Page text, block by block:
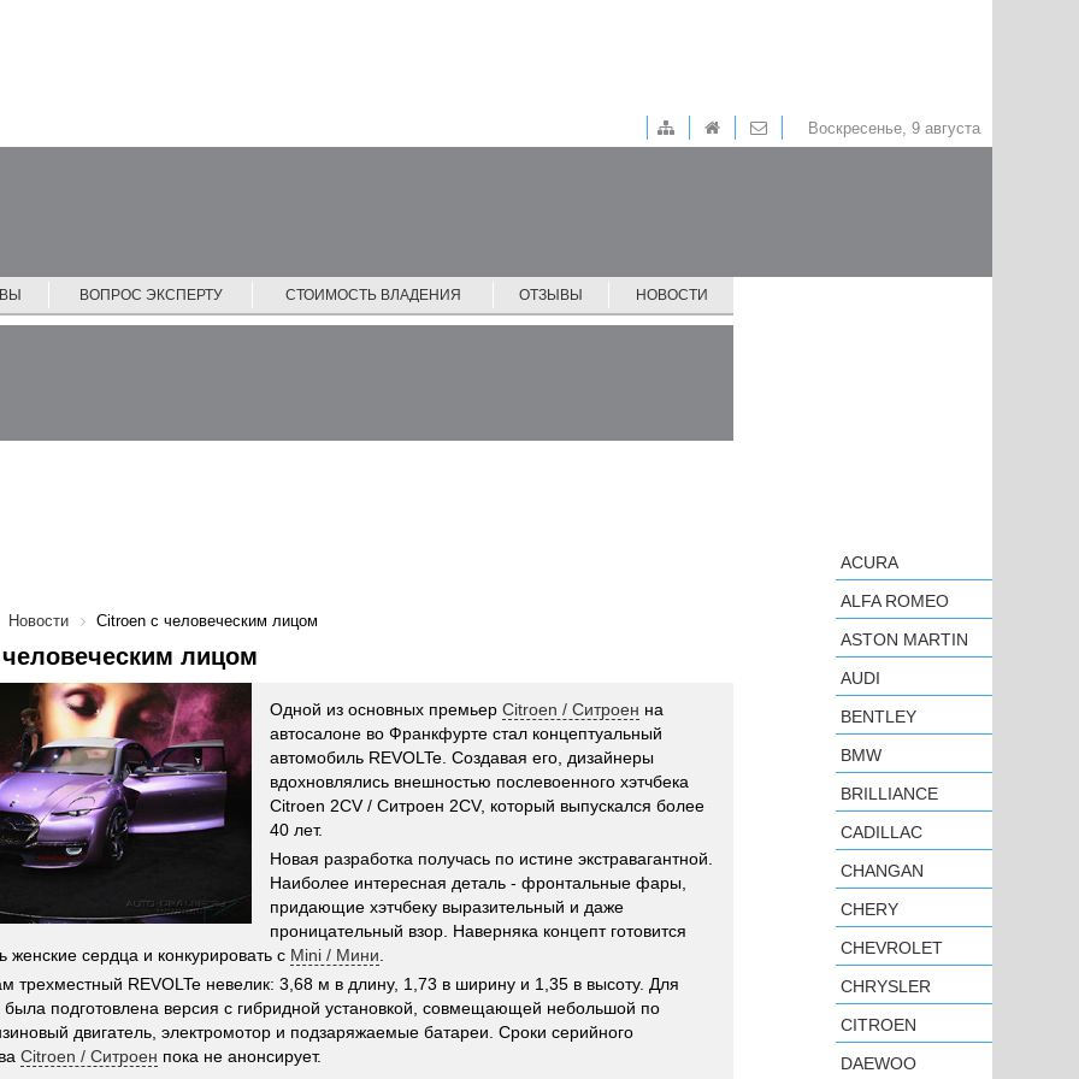
Воскресенье, 9 августа
ВОПРОС ЭКСПЕРТУ СТОИМОСТЬ ВЛАДЕНИЯ ОТЗЫВЫ НОВОСТИ
Новости Citroen с человеческим лицом
лицом
Одной из основных премьер Citroen / Ситроен на
автосалоне во Франкфурте стал концептуальный
автомобиль REVOLTe. Создавая его, дизайнеры
вдохновлялись внешностью послевоенного хэтчбека
Citroen 2CV / Ситроен 2CV, который выпускался более
40 лет.
Новая разработка получась по истине экстравагантной.
Наиболее интересная деталь - фронтальные фары,
придающие хэтчбеку выразительный и даже
проницательный взор. Наверняка концепт готовится
женские сердца и конкурировать с Mini / Мини
трехместный REVOLTe невелик: 3,68 м в длину, 1,73 в ширину и 1,35 в высоту. Для
была подготовлена версия с гибридной установкой, совмещающей небольшой по
двигатель, электромотор и подзаряжаемые батареи. Сроки серийного
Citroen / Ситроен пока не анонсирует.
ACURA
ALFA ROMEO
ASTON MARTIN
AUDI
BENTLEY
BMW
BRILLIANCE
CADILLAC
CHANGAN
CHERY
CHEVROLET
CHRYSLER
CITROEN
DAEWOO